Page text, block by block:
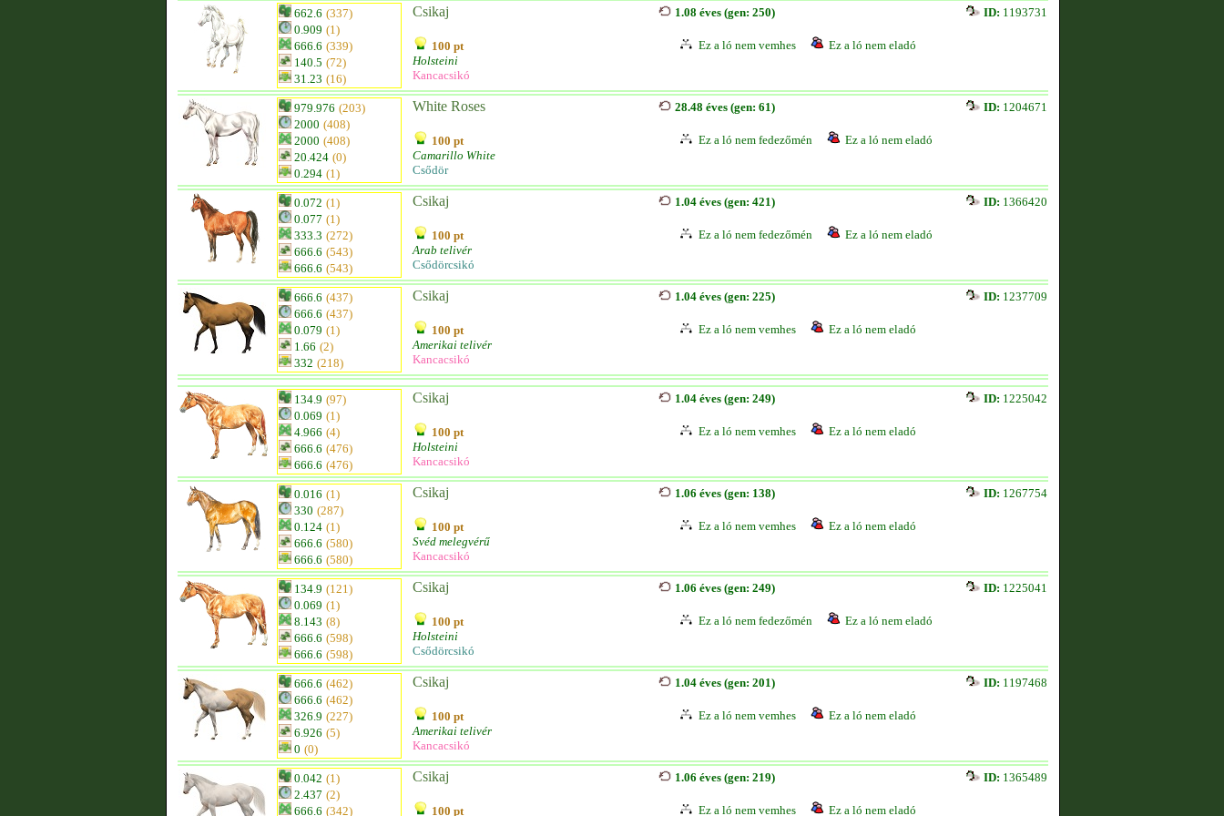
662.6 (337)
0.909 (1)
666.6 (339)
140.5 (72)
31.23 (16)
Csikaj
100 pt
Holsteini
Kancacsikó
1.08 éves (gen: 250) ID: 1193731
Ez a ló nem vemhes Ez a ló nem eladó
979.976 (203)
2000 (408)
2000 (408)
20.424 (0)
0.294 (1)
White Roses
100 pt
Camarillo White
Csődör
28.48 éves (gen: 61) ID: 1204671
Ez a ló nem fedezőmén Ez a ló nem eladó
0.072 (1)
0.077 (1)
333.3 (272)
666.6 (543)
666.6 (543)
Csikaj
100 pt
Arab telivér
Csődörcsikó
1.04 éves (gen: 421) ID: 1366420
Ez a ló nem fedezőmén Ez a ló nem eladó
666.6 (437)
666.6 (437)
0.079 (1)
1.66 (2)
332 (218)
Csikaj
100 pt
Amerikai telivér
Kancacsikó
1.04 éves (gen: 225) ID: 1237709
Ez a ló nem vemhes Ez a ló nem eladó
134.9 (97)
0.069 (1)
4.966 (4)
666.6 (476)
666.6 (476)
Csikaj
100 pt
Holsteini
Kancacsikó
1.04 éves (gen: 249) ID: 1225042
Ez a ló nem vemhes Ez a ló nem eladó
0.016 (1)
330 (287)
0.124 (1)
666.6 (580)
666.6 (580)
Csikaj
100 pt
Svéd melegvérű
Kancacsikó
1.06 éves (gen: 138) ID: 1267754
Ez a ló nem vemhes Ez a ló nem eladó
134.9 (121)
0.069 (1)
8.143 (8)
666.6 (598)
666.6 (598)
Csikaj
100 pt
Holsteini
Csődörcsikó
1.06 éves (gen: 249) ID: 1225041
Ez a ló nem fedezőmén Ez a ló nem eladó
666.6 (462)
666.6 (462)
326.9 (227)
6.926 (5)
0 (0)
Csikaj
100 pt
Amerikai telivér
Kancacsikó
1.04 éves (gen: 201) ID: 1197468
Ez a ló nem vemhes Ez a ló nem eladó
0.042 (1)
2.437 (2)
666.6 (342)
Csikaj
100 pt
1.06 éves (gen: 219) ID: 1365489
Ez a ló nem vemhes Ez a ló nem eladó